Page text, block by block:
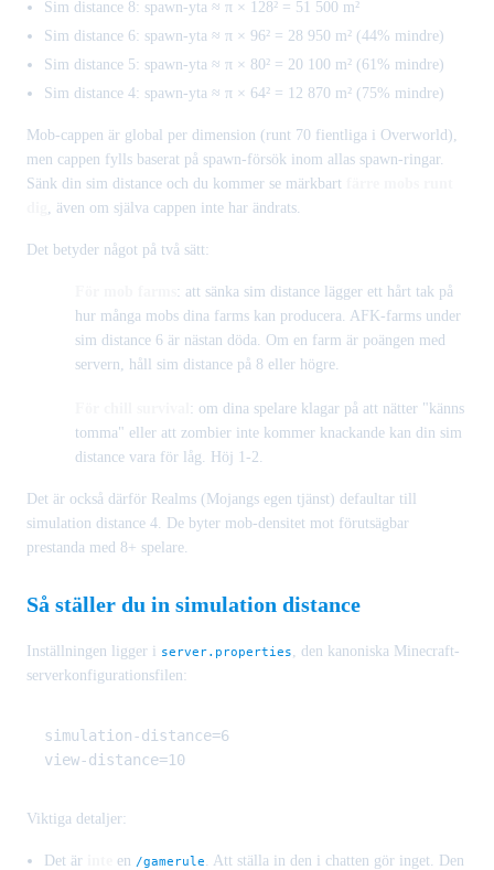
Sim distance 8: spawn-yta ≈ π × 128² = 51 500 m²
Sim distance 6: spawn-yta ≈ π × 96² = 28 950 m² (44% mindre)
Sim distance 5: spawn-yta ≈ π × 80² = 20 100 m² (61% mindre)
Sim distance 4: spawn-yta ≈ π × 64² = 12 870 m² (75% mindre)
Mob-cappen är global per dimension (runt 70 fientliga i Overworld),
men cappen fylls baserat på spawn-försök inom allas spawn-ringar.
Sänk din sim distance och du kommer se märkbart
, även om själva cappen inte har ändrats.
Det betyder något på två sätt:
: att sänka sim distance lägger ett hårt tak på
hur många mobs dina farms kan producera. AFK-farms under
sim distance 6 är nästan döda. Om en farm är poängen med
servern, håll sim distance på 8 eller högre.
: om dina spelare klagar på att nätter "känns
tomma" eller att zombier inte kommer knackande kan din sim
distance vara för låg. Höj 1-2.
Det är också därför Realms (Mojangs egen tjänst) defaultar till
simulation distance 4. De byter mob-densitet mot förutsägbar
prestanda med 8+ spelare.
Så ställer du in simulation distance
Inställningen ligger i server.properties
, den kanoniska Minecraft-
serverkonfigurationsfilen:
simulation-distance=6
Viktiga detaljer:
Det är en /gamerule
. Att ställa in den i chatten gör inget. Den